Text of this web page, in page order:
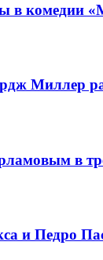
в комедии
Миллер
в
и Педро